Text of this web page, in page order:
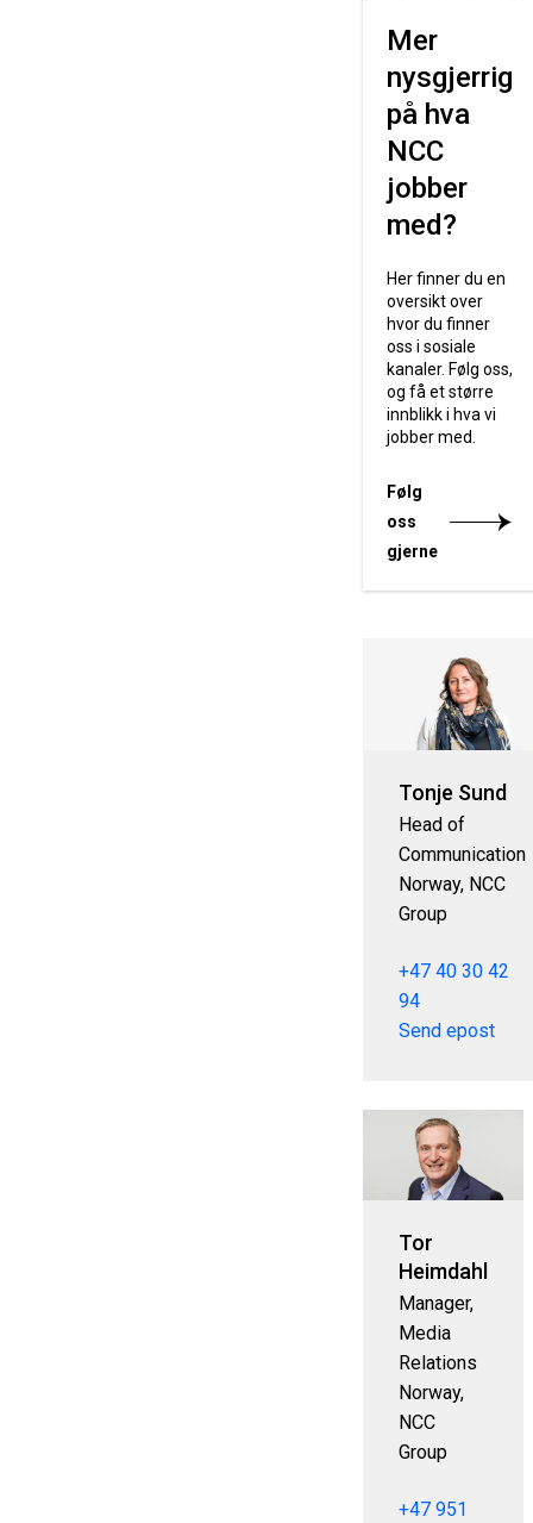
Mer
nysgjerrig
på hva
NCC
jobber
med?
Her finner du en
oversikt over
hvor du finner
oss i sosiale
kanaler. Følg oss,
og få et større
innblikk i hva vi
jobber med.
Følg
oss
gjerne
Tonje Sund
Head of
Communication
Norway, NCC
Group
+47 40 30 42
94
Send epost
Tor
Heimdahl
Manager,
Media
Relations
Norway,
NCC
Group
+47 951